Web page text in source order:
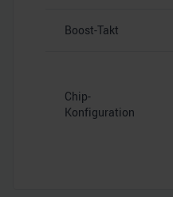
Boost-Takt
Chip-
Konfiguration